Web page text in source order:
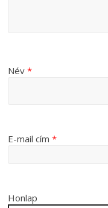
Név*
E-mail cím*
Honlap